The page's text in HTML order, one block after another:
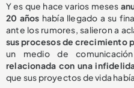
Y es que hace varios meses
20 años había llegado a su
ante los rumores, salieron a
sus procesos de crecimiento
un medio de
relacionada con una
que sus proyectos de vida